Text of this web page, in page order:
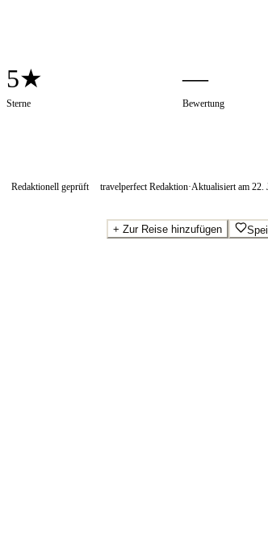
5★
Sterne
—
Bewertung
Redaktionell geprüft travelperfect Redaktion·Aktualisiert am 22.
+ Zur Reise hinzufügen